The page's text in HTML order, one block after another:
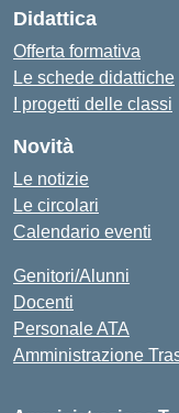
Didattica
Offerta formativa
Le schede didattiche
I progetti delle classi
Novità
Le notizie
Le circolari
Calendario eventi
Genitori/Alunni
Docenti
Personale ATA
Amministrazione